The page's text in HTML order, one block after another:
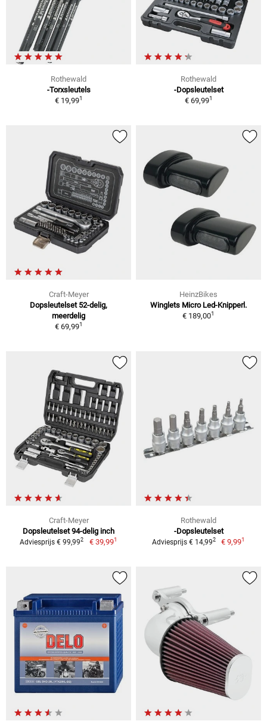
Rothewald
-Torxsleutels
€ 19,991
Rothewald
-Dopsleutelset
€ 69,991
Craft-Meyer
Dopsleutelset 52-delig,
meerdelig
€ 69,991
HeinzBikes
Winglets Micro Led-Knipperl.
€ 189,001
Craft-Meyer
Dopsleutelset 94-delig inch
Adviesprijs € 99,992 € 39,991
Rothewald
-Dopsleutelset
Adviesprijs € 14,992 € 9,991